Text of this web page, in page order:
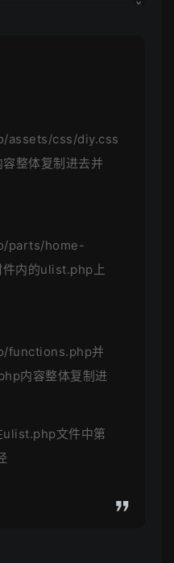
assets/css/diy.css
整体复制进去并
parts/home-
内的ulist.php上
functions.php并
内容整体复制进
ulist.php文件中第